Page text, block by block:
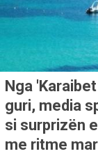
Nga
guri, media
si surprizën
me ritme